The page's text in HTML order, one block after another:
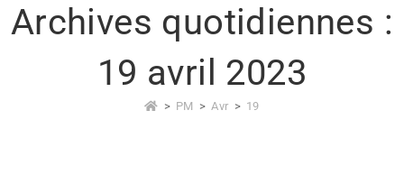
Archives quotidiennes :
19 avril 2023
> PM > Avr > 19